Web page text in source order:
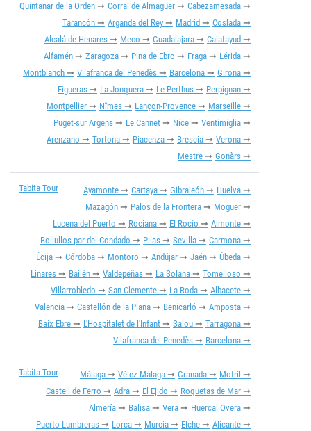
Quintanar de la Orden
Corral de Almaguer
Cabezamesada
Tarancón
Arganda del Rey Madrid
Coslada
Alcalá de Henares
Meco Guadalajara
Calatayud
Alfamén
Zaragoza Pina de Ebro Fraga
Lérida
Montblanch
Vilafranca del Penedès Barcelona
Girona
Figueras
La Jonquera Le Perthus
Perpignan
Montpellier
Nîmes Lançon-Provence
Marseille
Puget-sur Argens
Le Cannet Nice
Ventimiglia
Arenzano
Tortona Piacenza Brescia
Verona
Mestre
Gonàrs
Tabita Tour Ayamonte Cartaya Gibraleón
Huelva
Mazagón
Palos de la Frontera
Moguer
Lucena del Puerto
Rociana El Rocío
Almonte
Bollullos par del Condado
Pilas Sevilla
Carmona
Écija
Córdoba Montoro Andújar Jaén
Úbeda
Linares
Bailén Valdepeñas La Solana
Tomelloso
Villarrobledo
San Clemente La Roda
Albacete
Valencia
Castellón de la Plana Benicarló
Amposta
Baix Ebre
L'Hospitalet de l'Infant Salou
Tarragona
Vilafranca del Penedès
Barcelona
Tabita Tour Málaga Vélez-Málaga Granada
Motril
Castell de Ferro
Adra El Ejido
Roquetas de Mar
Almería
Balisa Vera
Huercal Overa
Puerto Lumbreras
Lorca Murcia Elche
Alicante